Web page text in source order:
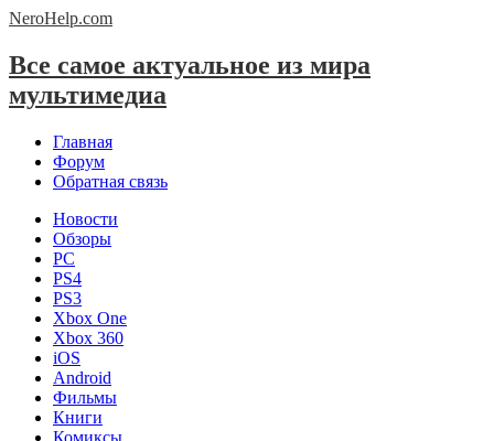
NeroHelp.com
Все самое актуальное из мира
мультимедиа
Главная
Форум
Обратная связь
Новости
Обзоры
PC
PS4
PS3
Xbox One
Xbox 360
iOS
Android
Фильмы
Книги
Комиксы